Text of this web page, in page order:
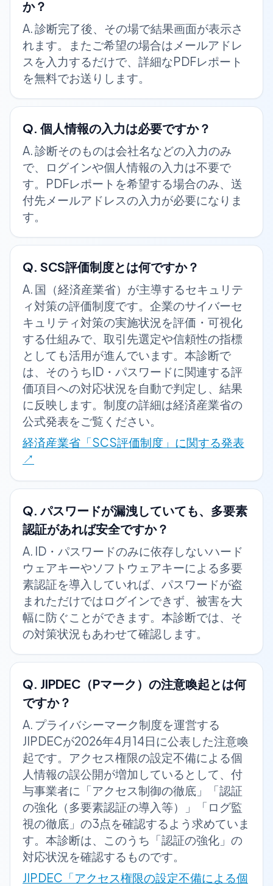
か？
A.診断完了後、その場で結果画面が表示さ
れます。またご希望の場合はメールアドレ
スを入力するだけで、詳細なPDFレポート
を無料でお送りします。
Q. 個人情報の入力は必要ですか？
A.診断そのものは会社名などの入力のみ
で、ログインや個人情報の入力は不要で
す。PDFレポートを希望する場合のみ、送
付先メールアドレスの入力が必要になりま
す。
Q. SCS評価制度とは何ですか？
A. 国（経済産業省）が主導するセキュリテ
ィ対策の評価制度です。企業のサイバーセ
キュリティ対策の実施状況を評価・可視化
する仕組みで、取引先選定や信頼性の指標
としても活用が進んでいます。本診断で
は、そのうちID・パスワードに関連する評
価項目への対応状況を自動で判定し、結果
に反映します。制度の詳細は経済産業省の
公式発表をご覧ください。
経済産業省「SCS評価制度」に関する発表
↗
Q.パスワードが漏洩していても、多要素
認証があれば安全ですか？
A. ID・パスワードのみに依存しないハード
ウェアキーやソフトウェアキーによる多要
素認証を導入していれば、パスワードが盗
まれただけではログインできず、被害を大
幅に防ぐことができます。本診断では、そ
の対策状況もあわせて確認します。
Q. JIPDEC（Pマーク）の注意喚起とは何
ですか？
A. プライバシーマーク制度を運営する
JIPDECが2026年4月14日に公表した注意喚
起です。アクセス権限の設定不備による個
人情報の誤公開が増加しているとして、付
与事業者に「アクセス制御の徹底」「認証
の強化（多要素認証の導入等）」「ログ監
視の徹底」の3点を確認するよう求めていま
す。本診断は、このうち「認証の強化」の
対応状況を確認するものです。
JIPDEC「アクセス権限の設定不備による個